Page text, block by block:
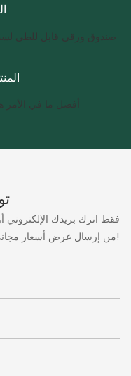
فقط اترك بريدك
من إرسال عرض أسعار مجاني لك لمجموعة واسعة من التصميمات لدينا!